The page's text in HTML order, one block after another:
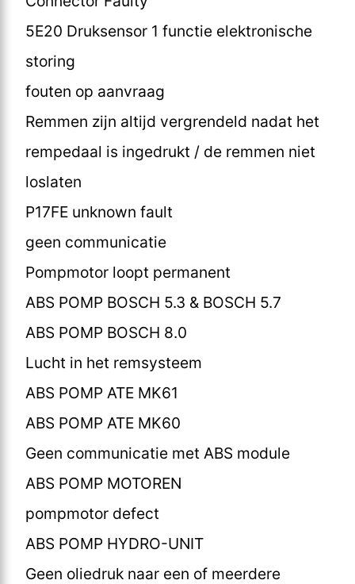
5E20 Druksensor 1 functie elektronische
storing
fouten op aanvraag
Remmen zijn altijd vergrendeld nadat het
rempedaal is ingedrukt / de remmen niet
loslaten
P17FE unknown fault
geen communicatie
Pompmotor loopt permanent
ABS POMP BOSCH 5.3 & BOSCH 5.7
ABS POMP BOSCH 8.0
Lucht in het remsysteem
ABS POMP ATE MK61
ABS POMP ATE MK60
Geen communicatie met ABS module
ABS POMP MOTOREN
pompmotor defect
ABS POMP HYDRO-UNIT
Geen oliedruk naar een of meerdere